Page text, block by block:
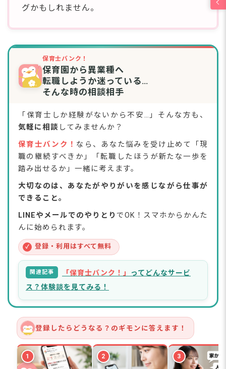
グかもしれません。
保育士バンク！
保育園から異業種へ
転職しようか迷っている…
そんな時の相談相手
「保育士しか経験がないから不安…」そんな方も、
気軽に相談 してみませんか？
保育士バンク！ なら、あなた悩みを受け止めて「現
職の継続すべきか」「転職したほうが新たな一歩を
踏み出せるか」一緒に考えます。
大切なのは、あなたがやりがいを感じながら仕事が
できること。
LINEやメールでのやりとり でOK！スマホからかんた
んに始められます。
✓ 登録・利用はすべて無料
関連記事 「保育士バンク！」
ってどんなサービ
ス？体験談を見てみる！
登録したらどうなる？のギモンに答えます！
1 2 3